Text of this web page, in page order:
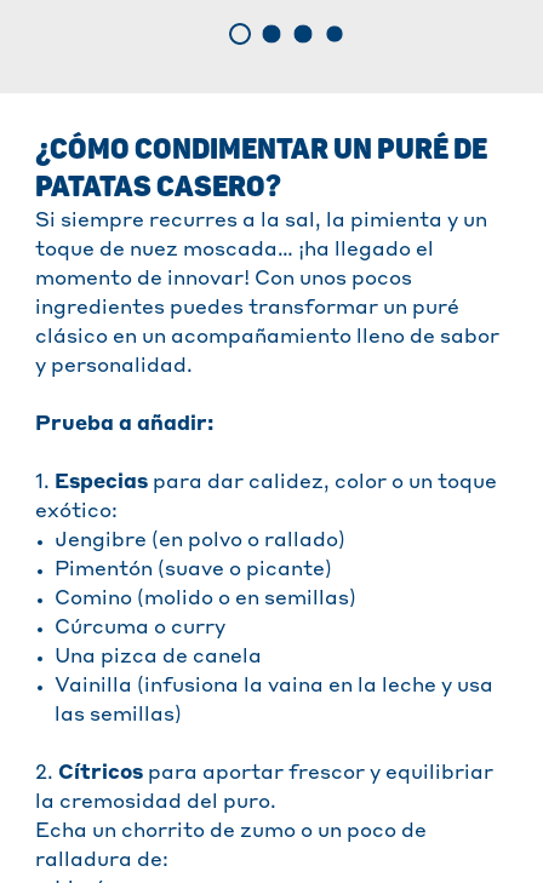
¿CÓMO CONDIMENTAR UN PURÉ DE
PATATAS CASERO?
Si siempre recurres a la sal, la pimienta y un
toque de nuez moscada… ¡ha llegado el
momento de innovar! Con unos pocos
ingredientes puedes transformar un puré
clásico en un acompañamiento lleno de sabor
y personalidad.
Prueba a añadir:
1. Especias para dar calidez, color o un toque
exótico:
Jengibre (en polvo o rallado)
Pimentón (suave o picante)
Comino (molido o en semillas)
Cúrcuma o curry
Una pizca de canela
Vainilla (infusiona la vaina en la leche y usa
las semillas)
2. Cítricos para aportar frescor y equilibriar
la cremosidad del puro.
Echa un chorrito de zumo o un poco de
ralladura de: